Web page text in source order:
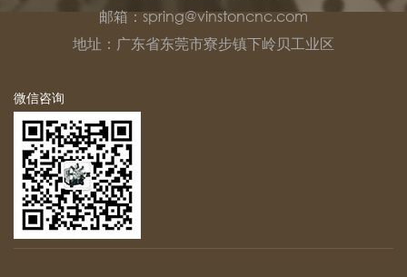
邮箱：spring@vinstoncnc.com
地址：广东省东莞市寮步镇下岭贝工业区
微信咨询